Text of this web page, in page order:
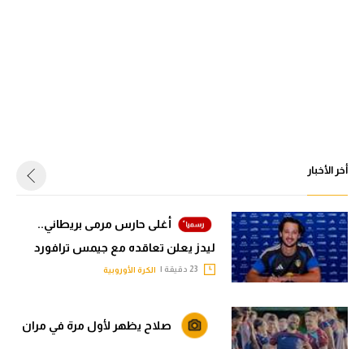
أخر الأخبار
أغلى حارس مرمى بريطاني..
ليدز يعلن تعاقده مع جيمس ترافورد
الكرة الأوروبية
صلاح يظهر لأول مرة في مران